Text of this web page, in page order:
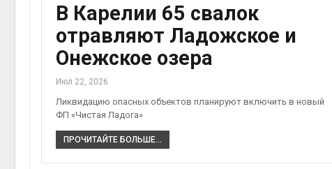
В Карелии 65 свалок
отравляют Ладожское и
Онежское озера
Июл 22, 2026
Ликвидацию опасных объектов планируют включить в новый
ФП «Чистая Ладога»
ПРОЧИТАЙТЕ БОЛЬШЕ...